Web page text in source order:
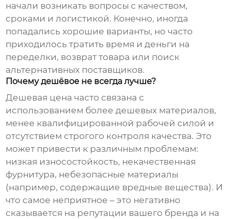
начали возникать вопросы с качеством,
сроками и логистикой. Конечно, иногда
попадались хорошие варианты, но часто
приходилось тратить время и деньги на
переделки, возврат товара или поиск
альтернативных поставщиков.
Почему дешёвое не всегда лучше?
Дешевая цена часто связана с
использованием более дешевых материалов,
менее квалифицированной рабочей силой и
отсутствием строгого контроля качества. Это
может привести к различным проблемам:
низкая износостойкость, некачественная
фурнитура, небезопасные материалы
(например, содержащие вредные вещества). И
что самое неприятное – это негативно
сказывается на репутации вашего бренда и на